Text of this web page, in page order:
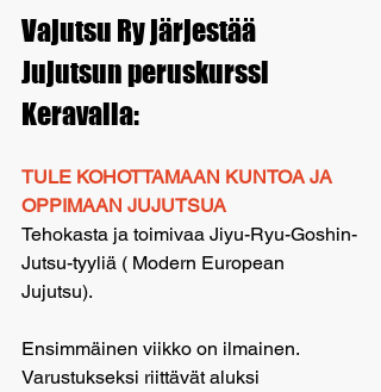
Vajutsu Ry järjestää
Jujutsun peruskurssi
Keravalla:
TULE KOHOTTAMAAN KUNTOA JA
OPPIMAAN JUJUTSUA
Tehokasta ja toimivaa Jiyu-Ryu-Goshin-
Jutsu-tyyliä ( Modern European
Jujutsu).
Ensimmäinen viikko on ilmainen.
Varustukseksi riittävät aluksi